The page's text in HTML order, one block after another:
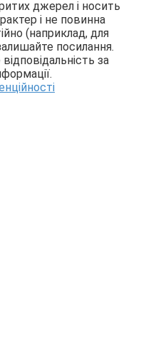
джерел і носить
і не повинна
(наприклад, для
посилання.
за